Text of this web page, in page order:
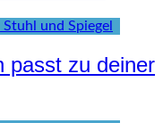
passt zu deiner